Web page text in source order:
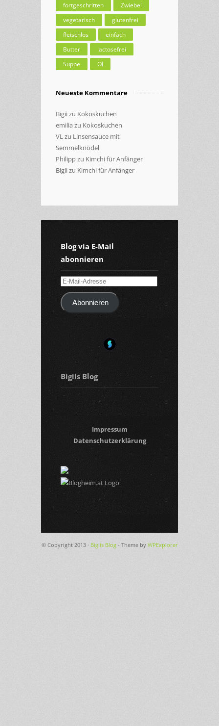
fortgeschritten
Zwiebel
vegetarisch
glutenfrei
fleischlos
einfach
Butter
lactosefrei
Suppe
Öl
Neueste Kommentare
Bigiizu Kokoskuchen
emilia zu Kokoskuchen
VLzu Linsensauce mit
Semmelknödel
Philippzu Kimchi für Anfänger
Bigiizu Kimchi für Anfänger
Blog via E-Mail
abonnieren
E-
Mail-
AdresseAbonnieren
Bigiis Blog
Impressum
Datenschutzerklärung
© Copyright 2013 · Bigiis Blog- Theme by WPExplorer